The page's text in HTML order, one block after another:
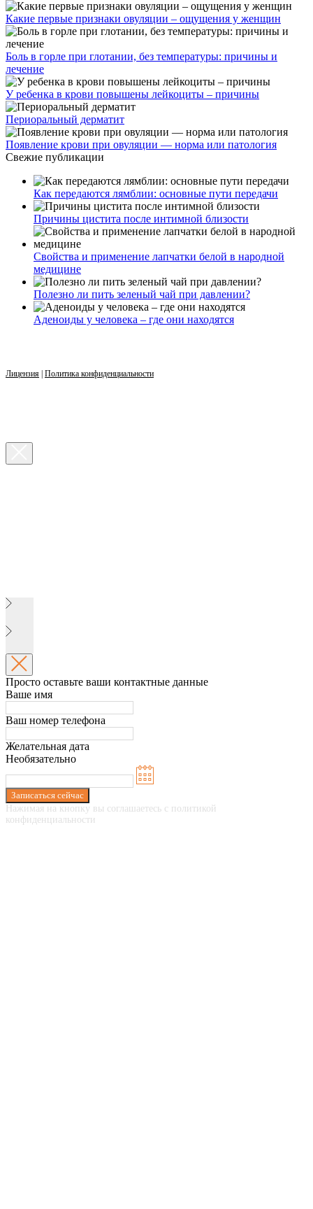
Какие первые признаки овуляции – ощущения у женщин
Боль в горле при глотании, без температуры: причины и
лечение
У ребенка в крови повышены лейкоциты – причины
Периоральный дерматит
Появление крови при овуляции — норма или патология
Свежие публикации
Как передаются лямблии: основные пути передачи
Причины цистита после интимной близости
Свойства и применение лапчатки белой в народной
медицине
Полезно ли пить зеленый чай при давлении?
Аденоиды у человека – где они находятся
Лицензия | Политика конфиденциальности
Просто оставьте ваши контактные данные
Ваше имя
Ваш номер телефона
Желательная дата
Необязательно
Записаться сейчас
Нажимая на кнопку вы соглашаетесь с политикой
конфиденциальности